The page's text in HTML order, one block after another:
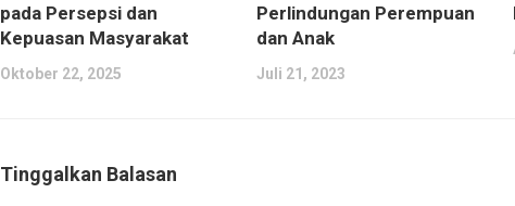
pada Persepsi dan
Kepuasan Masyarakat
Oktober 22, 2025
Perlindungan Perempuan
dan Anak
Juli 21, 2023
Tinggalkan Balasan